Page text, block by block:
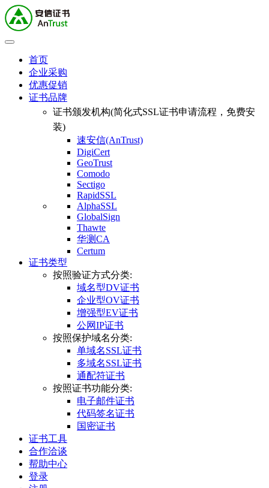
首页
企业采购
优惠促销
证书品牌
证书颁发机构(简化式SSL证书申请流程，免费安
装)
速安信(AnTrust)
DigiCert
GeoTrust
Comodo
Sectigo
RapidSSL
AlphaSSL
GlobalSign
Thawte
华测CA
Certum
证书类型
按照验证方式分类:
域名型DV证书
企业型OV证书
增强型EV证书
公网IP证书
按照保护域名分类:
单域名SSL证书
多域名SSL证书
通配符证书
按照证书功能分类:
电子邮件证书
代码签名证书
国密证书
证书工具
合作洽谈
帮助中心
登录